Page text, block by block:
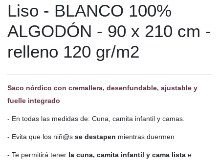
Liso - BLANCO 100%
ALGODÓN - 90 x 210 cm -
relleno 120 gr/m2
Saco nórdico con cremallera, desenfundable, ajustable y
fuelle integrado
- En todas las medidas de: Cuna, camita infantil y camas.
- Evita que los niñ@s se destapen mientras duermen
- Te permitirá tener la cuna, camita infantil y cama lista e